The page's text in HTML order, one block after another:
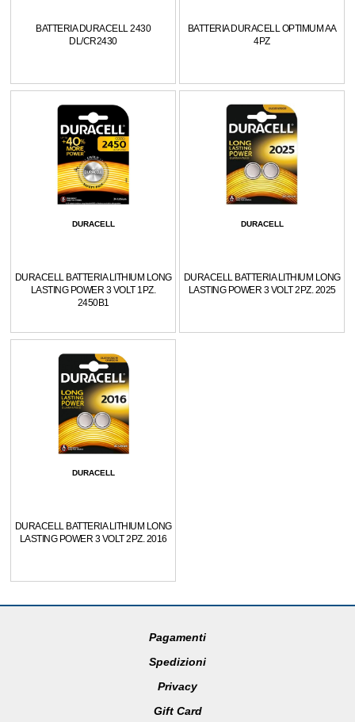
BATTERIA DURACELL 2430
DL/CR2430
BATTERIA DURACELL OPTIMUM AA
4PZ
DURACELL
DURACELL BATTERIA LITHIUM LONG
LASTING POWER 3 VOLT 1PZ.
2450B1
DURACELL
DURACELL BATTERIA LITHIUM LONG
LASTING POWER 3 VOLT 2PZ. 2025
DURACELL
DURACELL BATTERIA LITHIUM LONG
LASTING POWER 3 VOLT 2PZ. 2016
Pagamenti
Spedizioni
Privacy
Gift Card